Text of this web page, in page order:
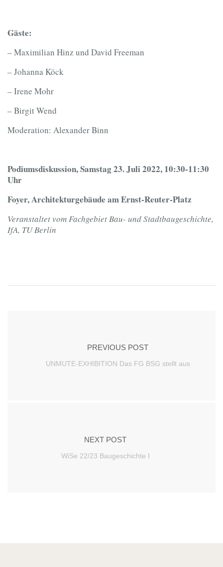
Gäste:
– Maximilian Hinz und David Freeman
– Johanna Köck
–Irene Mohr
– Birgit Wend
Moderation: Alexander Binn
Podiumsdiskussion, Samstag 23. Juli 2022, 10:30-11:30
Uhr
Foyer, Architekturgebäude am Ernst-Reuter-Platz
Veranstaltet vom Fachgebiet Bau- und Stadtbaugeschichte,
IfA, TU Berlin
PREVIOUS POST
UNMUTE-EXHIBITION Das FG BSG stellt aus
NEXT POST
WiSe 22/23 Baugeschichte I